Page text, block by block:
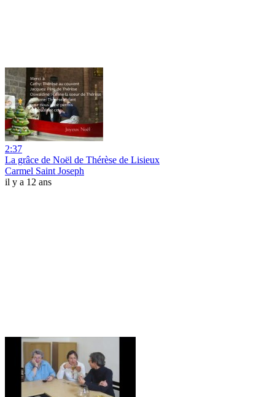
2:37
La grâce de Noël de Thérèse de Lisieux
Carmel Saint Joseph
il y a 12 ans